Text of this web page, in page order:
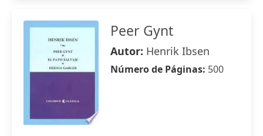
Peer Gynt
Autor: Henrik Ibsen
Número de Páginas: 500